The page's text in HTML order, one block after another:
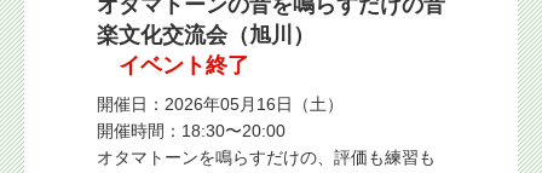
オタマトーンの音を鳴らすだけの音
楽文化交流会（旭川）
イベント終了
開催日：2026年05月16日（土）
開催時間：18:30〜20:00
オタマトーンを鳴らすだけの、評価も練習も